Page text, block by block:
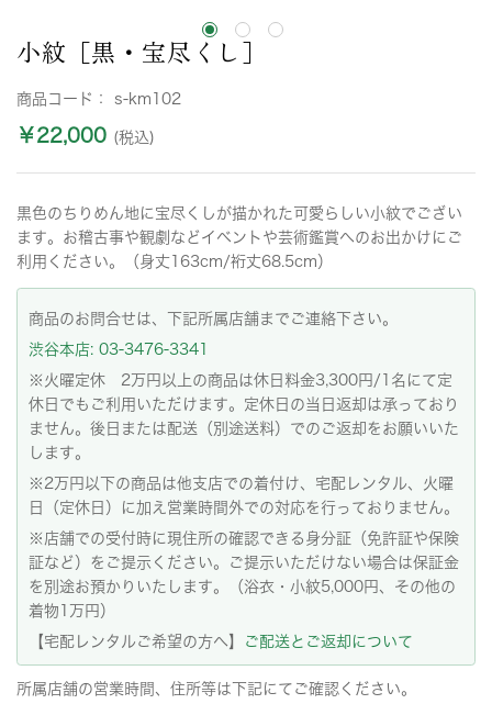
小紋［黒・宝尽くし］
商品コード： s-km102
￥22,000 (税込)
黒色のちりめん地に宝尽くしが描かれた可愛らしい小紋でござい
ます。お稽古事や観劇などイベントや芸術鑑賞へのお出かけにご
利用ください。（身丈163cm/裄丈68.5cm）
商品のお問合せは、下記所属店舗までご連絡下さい。
渋谷本店: 03-3476-3341
※火曜定休 2万円以上の商品は休日料金3,300円/1名にて定
休日でもご利用いただけます。定休日の当日返却は承っており
ません。後日または配送（別途送料）でのご返却をお願いいた
します。
※2万円以下の商品は他支店での着付け、宅配レンタル、火曜
日（定休日）に加え営業時間外での対応を行っておりません。
※店舗での受付時に現住所の確認できる身分証（免許証や保険
証など）をご提示ください。ご提示いただけない場合は保証金
を別途お預かりいたします。（浴衣・小紋5,000円、その他の
着物1万円）
【宅配レンタルご希望の方へ】
ご配送とご返却について
所属店舗の営業時間、住所等は下記にてご確認ください。